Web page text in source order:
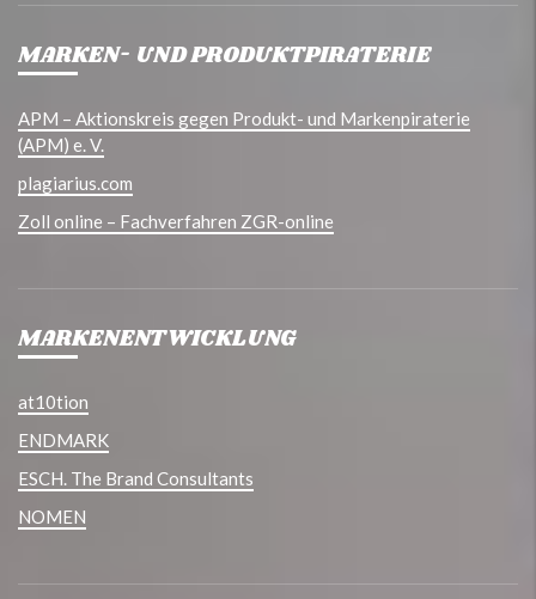
MARKEN- UND PRODUKTPIRATERIE
APM – Aktionskreis gegen Produkt- und Markenpiraterie
(APM) e. V.
plagiarius.com
Zoll online – Fachverfahren ZGR-online
MARKENENTWICKLUNG
at10tion
ENDMARK
ESCH. The Brand Consultants
NOMEN